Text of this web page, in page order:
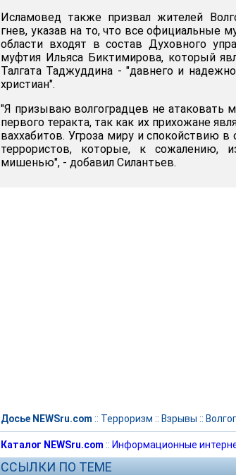
Исламовед также призвал жителей
гнев, указав на то, что все официальные
области входят в состав Духовного
муфтия Ильяса Биктимирова, который
Талгата Таджуддина - "давнего и
христиан".
"Я призываю волгоградцев не атаковать
первого теракта, так как их прихожане
ваххабитов. Угроза миру и спокойствию
террористов, которые, к сожалению,
мишенью", - добавил Силантьев.
Досье NEWSru.com :: Терроризм :: Взрывы ::
Каталог NEWSru.com :: Информационные
ССЫЛКИ ПО ТЕМЕ